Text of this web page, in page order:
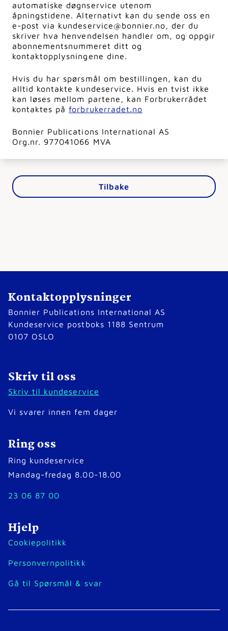
automatiske døgnservice utenom
åpningstidene. Alternativt kan du sende oss en
e-post via kundeservice@bonnier.no, der du
skriver hva henvendelsen handler om, og oppgir
abonnementsnummeret ditt og
kontaktopplysningene dine.
Hvis du har spørsmål om bestillingen, kan du
alltid kontakte kundeservice. Hvis en tvist ikke
kan løses mellom partene, kan Forbrukerrådet
kontaktes påforbrukerradet.no
Bonnier Publications International AS
Org.nr. 977041066 MVA
Tilbake
Kontaktopplysninger
Bonnier Publications International AS
Kundeservice postboks 1188 Sentrum
0107 OSLO
Skriv til oss
Skriv til kundeservice
Vi svarer innen fem dager
Ring oss
Ring kundeservice
Mandag-fredag 8.00-18.00
23 06 87 00
Hjelp
Cookiepolitikk
Personvernpolitikk
Gå til Spørsmål & svar